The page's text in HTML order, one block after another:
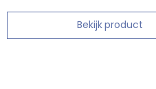
Bekijk product